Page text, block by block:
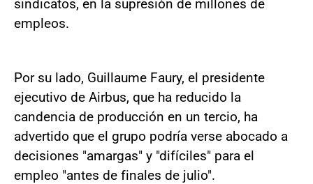
sindicatos, en la supresión de millones de
empleos.
Por su lado, Guillaume Faury, el presidente
ejecutivo de Airbus, que ha reducido la
candencia de producción en un tercio, ha
advertido que el grupo podría verse abocado a
decisiones "amargas" y "difíciles" para el
empleo "antes de finales de julio".